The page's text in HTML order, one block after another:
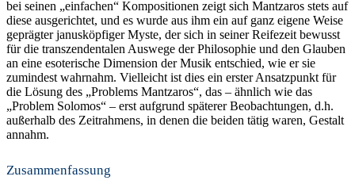
bei seinen „einfachen“ Kompositionen zeigt sich Mantzaros stets auf
diese ausgerichtet, und es wurde aus ihm ein auf ganz eigene Weise
geprägter janusköpfiger Myste, der sich in seiner Reifezeit bewusst
für die transzendentalen Auswege der Philosophie und den Glauben
an eine esoterische Dimension der Musik entschied, wie er sie
zumindest wahrnahm. Vielleicht ist dies ein erster Ansatzpunkt für
die Lösung des „Problems Mantzaros“, das – ähnlich wie das
„Problem Solomos“ – erst aufgrund späterer Beobachtungen, d.h.
außerhalb des Zeitrahmens, in denen die beiden tätig waren, Gestalt
annahm.
Zusammenfassung